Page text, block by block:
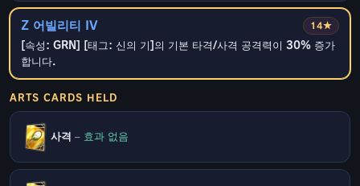
14★
Z 어빌리티 IV
[속성: GRN] [태그: 신의 기]의 기본 타격/사격 공격력이 30% 증가
합니다.
ARTS CARDS HELD
사격 – 효과 없음